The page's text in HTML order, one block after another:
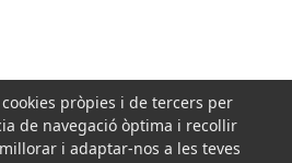
pròpies i de tercers per
de navegació òptima i recollir
i adaptar-nos a les teves